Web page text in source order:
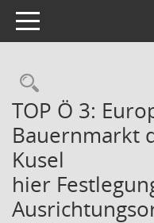
Toggle navigation
TOP Ö 3:
Bauernmarkt
Kusel
hier